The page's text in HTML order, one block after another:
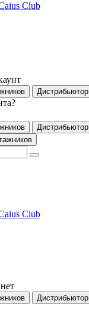
Club
Дистрибьютор
Дистрибьютор
для монтажников
Club
Дистрибьютор